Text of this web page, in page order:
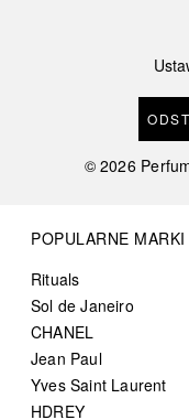
©2026
POPULARNE MARKI
Rituals
Sol de Janeiro
CHANEL
Jean Paul
Yves Saint Laurent
HDREY